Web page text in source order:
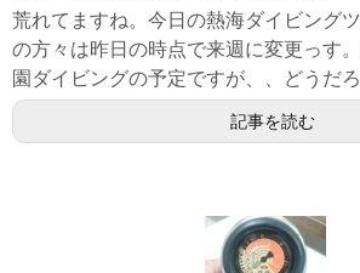
荒れてますね。今日の熱海ダイビング
の方々は昨日の時点で来週に変更っす
園ダイビングの予定ですが、、どうだろ
記事を読む